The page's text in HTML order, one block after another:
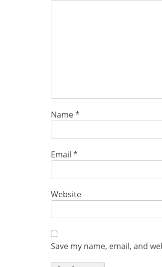
Name*
Email *
Website
Save my name, email, and